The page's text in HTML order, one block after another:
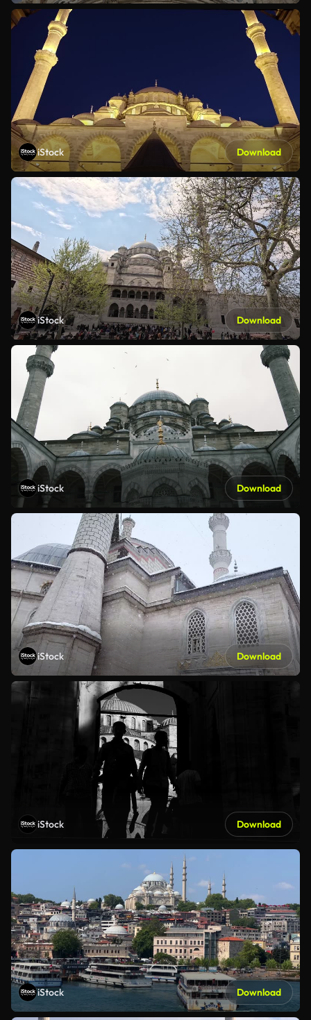
iStock Download
iStock Download
iStock Download
iStock Download
iStock Download
iStock Download